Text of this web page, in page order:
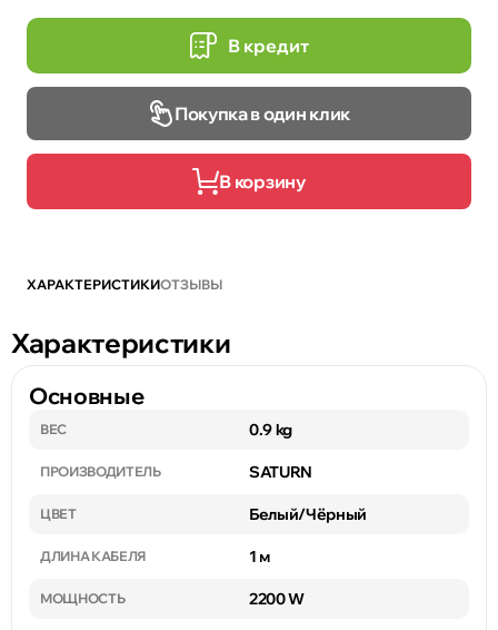
В кредит
Покупка в один клик
В корзину
ХАРАКТЕРИСТИКИОТЗЫВЫ
Характеристики
Основные
ВЕС 0.9 kg
ПРОИЗВОДИТЕЛЬ SATURN
ЦВЕТ Белый/Чёрный
ДЛИНА КАБЕЛЯ 1 м
МОЩНОСТЬ 2200 W